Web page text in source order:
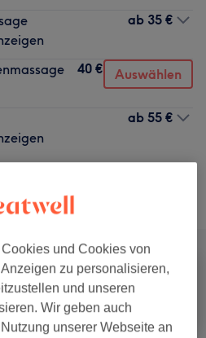
ab 35 €
40 € Auswählen
ab 55 €
und Cookies von
zu personalisieren,
und unseren
Wir geben auch
unserer Webseite an